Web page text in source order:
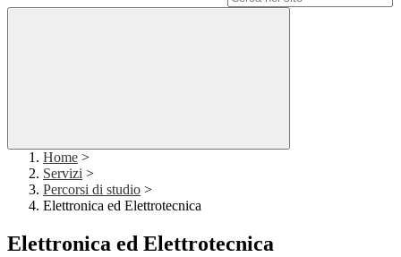
Home >
Servizi >
Percorsi di studio >
Elettronica ed Elettrotecnica
Elettronica ed Elettrotecnica